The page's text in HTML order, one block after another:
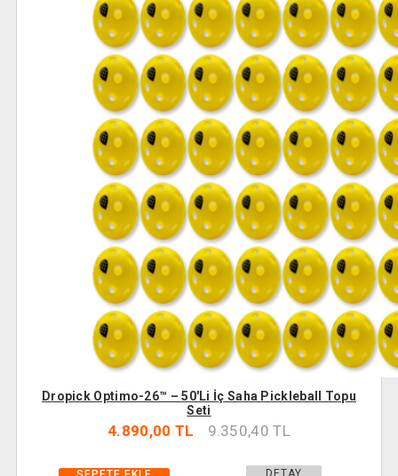
Dropick Optimo-26™ – 50'li İç Saha Pickleball Topu
Seti
4.890,00 TL 9.350,40 TL